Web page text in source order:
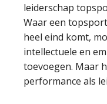
leiderschap
Waar een
heel eind komt,
intellectuele en
toevoegen. Maar
performance als